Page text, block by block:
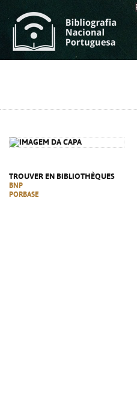
TROUVER EN BIBLIOTHÈQUES
BNP
PORBASE